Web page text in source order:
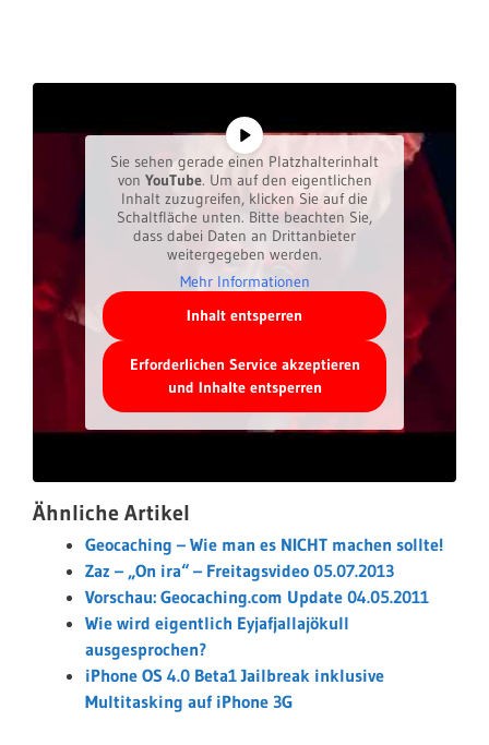
Sie sehen gerade einen Platzhalterinhalt
von YouTube. Um auf den eigentlichen
Inhalt zuzugreifen, klicken Sie auf die
Schaltfläche unten. Bitte beachten Sie,
dass dabei Daten an Drittanbieter
weitergegeben werden.
Mehr Informationen
Inhalt entsperren
Erforderlichen Service akzeptieren
und Inhalte entsperren
Ähnliche Artikel
Geocaching – Wie man es NICHT machen sollte!
Zaz – „On ira“ – Freitagsvideo 05.07.2013
Vorschau: Geocaching.com Update 04.05.2011
Wie wird eigentlich Eyjafjallajökull
ausgesprochen?
iPhone OS 4.0 Beta1 Jailbreak inklusive
Multitasking auf iPhone 3G